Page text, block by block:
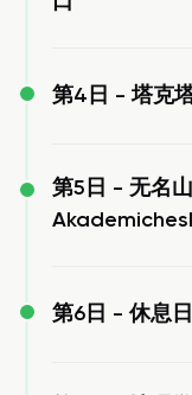
第4日 -塔克
第5日 - 无名
第6日 - 休息日